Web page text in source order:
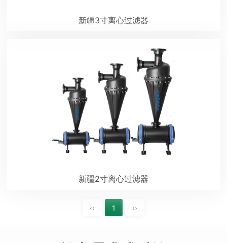
新疆3寸离心过滤器
新疆2寸离心过滤器
‹‹ 1 ››